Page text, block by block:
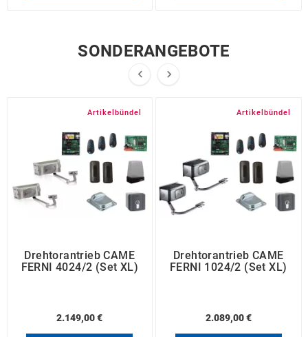
SONDERANGEBOTE
 
Artikelbündel
Drehtorantrieb CAME
FERNI 4024/2 (Set XL)
2.149,00 €
Artikelbündel
Drehtorantrieb CAME
FERNI 1024/2 (Set XL)
2.089,00 €